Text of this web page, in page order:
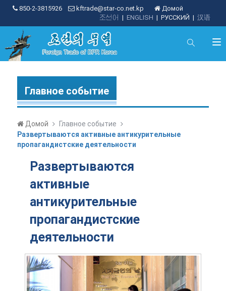
850-2-3815926 kftrade@star-co.net.kp
Домой
| 汉语
| РУССКИЙ
| ENGLISH
조선어
Главное событие
Домой
Главное событие
Развертываются активные антикурительные
пропагандистские деятельности
Развертываются
активные
антикурительные
пропагандистские
деятельности